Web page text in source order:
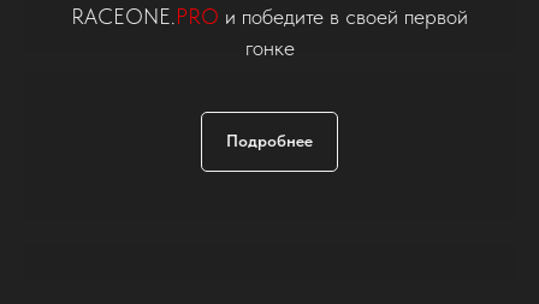
RACEONE.PRO и победите в своей первой
гонке
Подробнее